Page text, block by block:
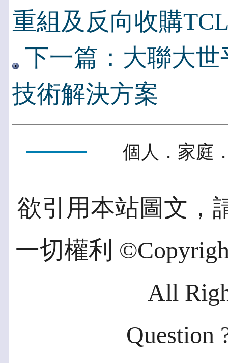
重組及反向收購
下一篇：大聯大
技術解決方案
個人．家庭
欲引用本站圖文，
一切權利
All
Question